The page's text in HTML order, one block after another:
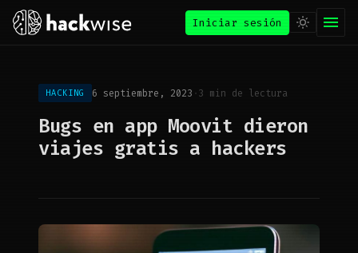
Iniciar sesión
HACKING 6 septiembre, 2023 ·3 min de lectura
Bugs en app Moovit dieron
viajes gratis a hackers